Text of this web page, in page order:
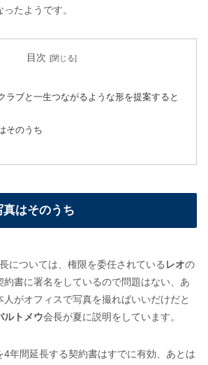
たようです。
目次
ラブと一生つながるような形を提案すると
そのうち
はそのうち
については、権限を委任されている レオの
書に署名をしているので問題はない、あ
人がオフィスで写真を撮ればいいだけだと
ルトメウ会長が夏に説明をしています。
4年間延長する契約書はすでに有効、あとは